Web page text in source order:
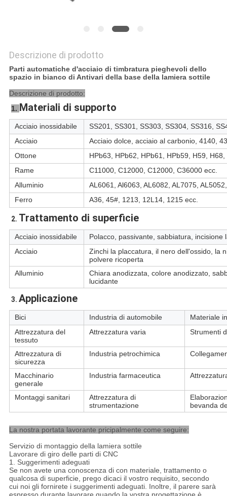
Descrizione di prodotto
Parti automatiche d'acciaio di timbratura pieghevoli dello
spazio in bianco di Antivari della base della lamiera sottile
Descrizione di prodotto:
1. Materiali di supporto
Acciaio inossidabile
SS201, SS301, SS303, SS304, SS316,
Acciaio
Acciaio dolce, acciaio al carbonio, 4140,
Ottone
HPb63, HPb62, HPb61, HPb59, H59,
Rame
C11000, C12000, C12000, C36000 ecc.
Alluminio
AL6061, Al6063, AL6082, AL7075,
Ferro
A36, 45#, 1213, 12L14, 1215 ecc.
2. Trattamento di superficie
Acciaio inossidabile
Polacco, passivante, sabbiatura, incisione
Acciaio
Zinchi la placcatura, il nero dell'ossido, la
polvere ricoperta
Alluminio
Chiara anodizzata, colore anodizzato,
lucidante
3. Applicazione
Bici Industria di automobile
Materiale
Attrezzatura del
tessuto
Attrezzatura varia Strumenti
Attrezzatura di
sicurezza
Industria petrochimica
Macchinario
generale
Industria farmaceutica
Montaggi sanitari
Attrezzatura di
strumentazione
bevanda
La nostra portata lavorante pricipalmente come seguire:
Servizio di montaggio della lamiera sottile
Lavorare di giro delle parti di CNC
1. Suggerimenti adeguati
Se non avete una conoscenza di con materiale, trattamento o
qualcosa di superficie, prego dicaci il vostro requisito, secondo
cui noi gli fornirete i suggerimenti adeguati. Inoltre, il parere sarà